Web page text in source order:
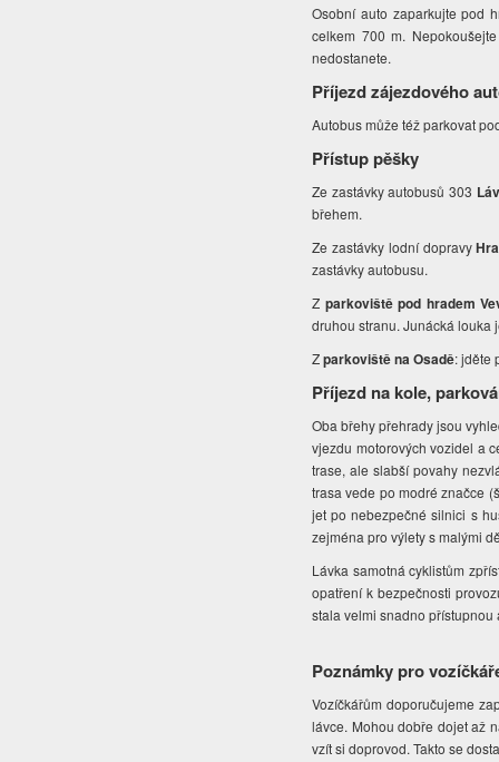
Osobní auto zaparkujte pod
celkem 700 m.
nedostanete.
Příjezd zájezdového
Autobus může též parkovat
Přístup pěšky
Ze zastávky autobusů 303
břehem.
Ze zastávky lodní dopravy
zastávky autobusu.
Z parkoviště pod hradem
druhou stranu. Junácká louka
Zparkoviště na Osadě: jděte
Příjezd na kole,
Oba břehy přehrady jsou
vjezdu motorových vozidel a
trase, ale slabší povahy
trasa vede po modré značce
jet po nebezpečné silnici s
zejména pro výlety s malými
Lávka samotná cyklistům
opatření k bezpečnosti
stala velmi snadno
Poznámky pro
Vozíčkářům doporučujeme
lávce. Mohou dobře dojet až
vzít si doprovod. Takto se